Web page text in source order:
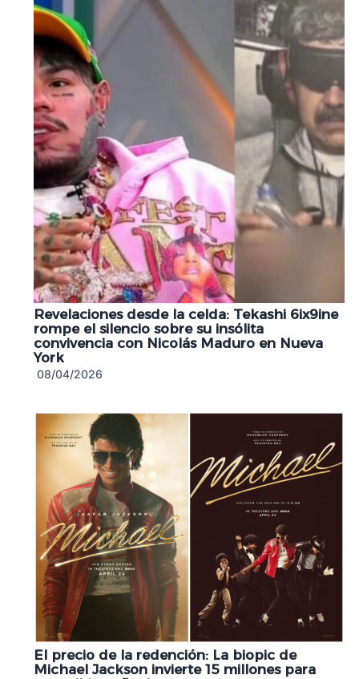
Revelaciones desde la celda: Tekashi 6ix9ine
rompe el silencio sobre su insólita
convivencia con Nicolás Maduro en Nueva
York
08/04/2026
El precio de la redención: La biopic de
Michael Jackson invierte 15 millones para